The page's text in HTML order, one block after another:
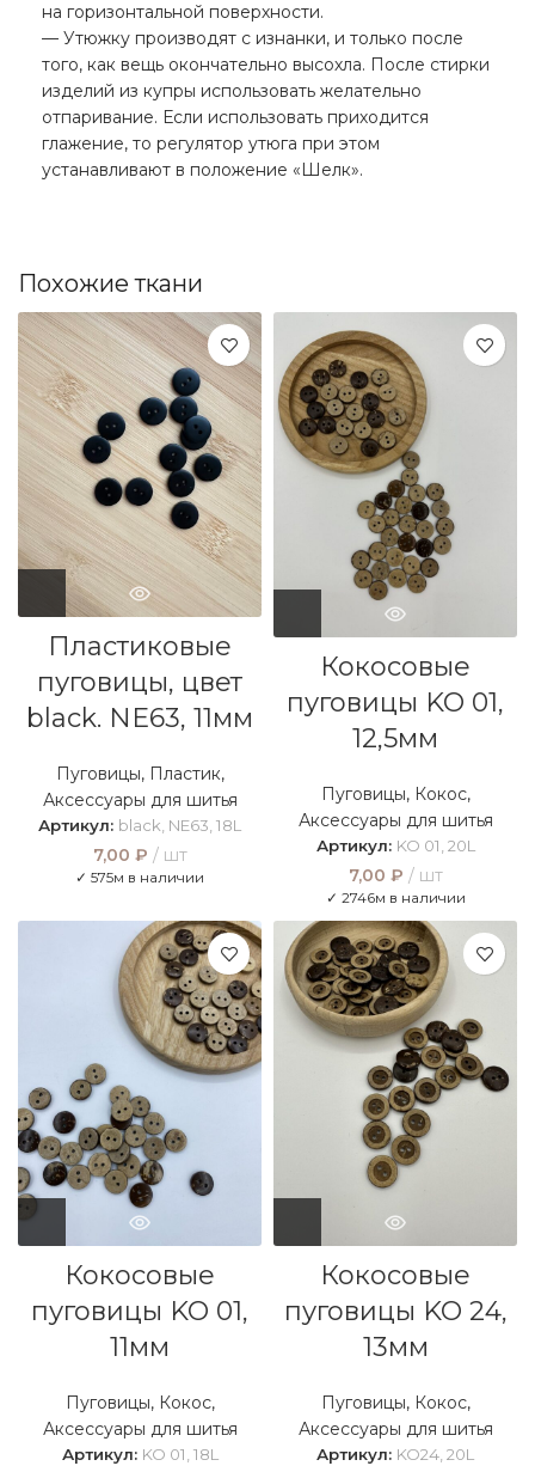
на горизонтальной поверхности.
— Утюжку производят с изнанки, и только после
того, как вещь окончательно высохла. После стирки
изделий из купры использовать желательно
отпаривание. Если использовать приходится
глажение, то регулятор утюга при этом
устанавливают в положение «Шелк».
Похожие ткани
Пластиковые
пуговицы, цвет
black. NE63, 11мм
Пуговицы, Пластик,
Аксессуары для шитья
Артикул: black, NE63, 18L
7,00 ₽ шт
✓ 575м в наличии
Кокосовые
пуговицы KO 01,
12,5мм
Пуговицы, Кокос,
Аксессуары для шитья
Артикул: KO 01, 20L
7,00 ₽ шт
✓ 2746м в наличии
Кокосовые
пуговицы KO 01,
11мм
Пуговицы, Кокос,
Аксессуары для шитья
Артикул: KO 01, 18L
Кокосовые
пуговицы KO 24,
13мм
Пуговицы, Кокос,
Аксессуары для шитья
Артикул: KO24, 20L